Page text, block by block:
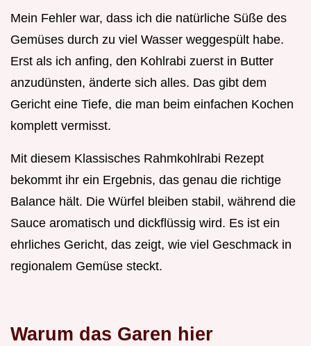
Mein Fehler war, dass ich die natürliche Süße des
Gemüses durch zu viel Wasser weggespült habe.
Erst als ich anfing, den Kohlrabi zuerst in Butter
anzudünsten, änderte sich alles. Das gibt dem
Gericht eine Tiefe, die man beim einfachen Kochen
komplett vermisst.
Mit diesem Klassisches Rahmkohlrabi Rezept
bekommt ihr ein Ergebnis, das genau die richtige
Balance hält. Die Würfel bleiben stabil, während die
Sauce aromatisch und dickflüssig wird. Es ist ein
ehrliches Gericht, das zeigt, wie viel Geschmack in
regionalem Gemüse steckt.
Warum das Garen hier